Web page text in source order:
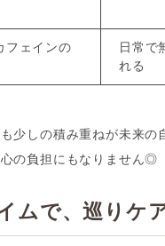
フェインの
日常で
れる
少しの積み重ねが未来の
の負担にもなりません◎
ムで、巡りケ